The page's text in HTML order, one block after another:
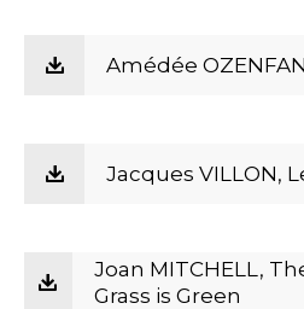
Amédée
Jacques VILLON,
Joan MITCHELL,
Grass is Green